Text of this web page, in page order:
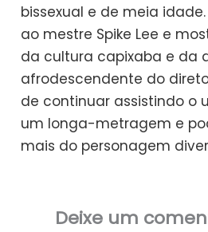
bissexual e de meia
ao mestre Spike Lee e
da cultura capixaba e da
afrodescendente do
de continuar assistindo o
um longa-metragem e
mais do personagem
Deixe um